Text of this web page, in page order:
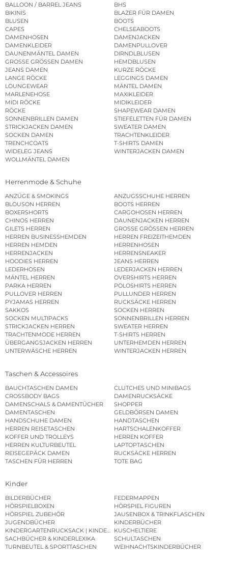
BALLOON / BARREL JEANS
BHS
BIKINIS
BLAZER FÜR DAMEN
BLUSEN
BOOTS
CAPES
CHELSEABOOTS
DAMENHOSEN
DAMENJACKEN
DAMENKLEIDER
DAMENPULLOVER
DAUNENMÄNTEL DAMEN
DIRNDLBLUSEN
GROSSE GRÖSSEN DAMEN
HEMDBLUSEN
JEANS DAMEN
KURZE RÖCKE
LANGE RÖCKE
LEGGINGS DAMEN
LOUNGEWEAR
MÄNTEL DAMEN
MARLENEHOSE
MAXIKLEIDER
MIDI RÖCKE
MIDIKLEIDER
RÖCKE
SHAPEWEAR DAMEN
SONNENBRILLEN DAMEN
STIEFELETTEN FÜR DAMEN
STRICKJACKEN DAMEN
SWEATER DAMEN
SOCKEN DAMEN
TRACHTENKLEIDER
TRENCHCOATS
T-SHIRTS DAMEN
WIDELEG JEANS
WINTERJACKEN DAMEN
WOLLMÄNTEL DAMEN
Herrenmode & Schuhe
ANZÜGE & SMOKINGS
ANZUGSSCHUHE HERREN
BLOUSON HERREN
BOOTS HERREN
BOXERSHORTS
CARGOHOSEN HERREN
CHINOS HERREN
DAUNENJACKEN HERREN
GILETS HERREN
GROSSE GRÖSSEN HERREN
HERREN BUSINESSHEMDEN
HERREN FREIZEITHEMDEN
HERREN HEMDEN
HERRENHOSEN
HERRENJACKEN
HERRENSNEAKER
HOODIES HERREN
JEANS HERREN
LEDERHOSEN
LEDERJACKEN HERREN
MÄNTEL HERREN
OVERSHIRTS HERREN
PARKA HERREN
POLOSHIRTS HERREN
PULLOVER HERREN
PULLUNDER HERREN
PYJAMAS HERREN
RUCKSÄCKE HERREN
SAKKOS
SOCKEN HERREN
SOCKEN MULTIPACKS
SONNENBRILLEN HERREN
STRICKJACKEN HERREN
SWEATER HERREN
TRACHTENMODE HERREN
T-SHIRTS HERREN
ÜBERGANGSJACKEN HERREN
UNTERHEMDEN HERREN
UNTERWÄSCHE HERREN
WINTERJACKEN HERREN
Taschen & Accessoires
BAUCHTASCHEN DAMEN
CLUTCHES UND MINIBAGS
CROSSBODY BAGS
DAMENRUCKSÄCKE
DAMENSCHALS & DAMENTÜCHER
SHOPPER
DAMENTASCHEN
GELDBÖRSEN DAMEN
HANDSCHUHE DAMEN
HANDTASCHEN
HERREN REISETASCHEN
HARTSCHALENKOFFER
KOFFER UND TROLLEYS
HERREN KOFFER
HERREN KULTURBEUTEL
LAPTOPTASCHEN
REISEGEPÄCK DAMEN
RUCKSÄCKE HERREN
TASCHEN FÜR HERREN
TOTE BAG
Kinder
BILDERBÜCHER
FEDERMAPPEN
HÖRSPIELBOXEN
HÖRSPIEL FIGUREN
HÖRSPIEL ZUBEHÖR
JAUSENBOX & TRINKFLASCHEN
JUGENDBÜCHER
KINDERBÜCHER
KINDERGARTENRUCKSACK | KINDERGARTENBEUTEL
KUSCHELTIERE
SACHBÜCHER & KINDERLEXIKA
SCHULTASCHEN
TURNBEUTEL & SPORTTASCHEN
WEIHNACHTSKINDERBÜCHER